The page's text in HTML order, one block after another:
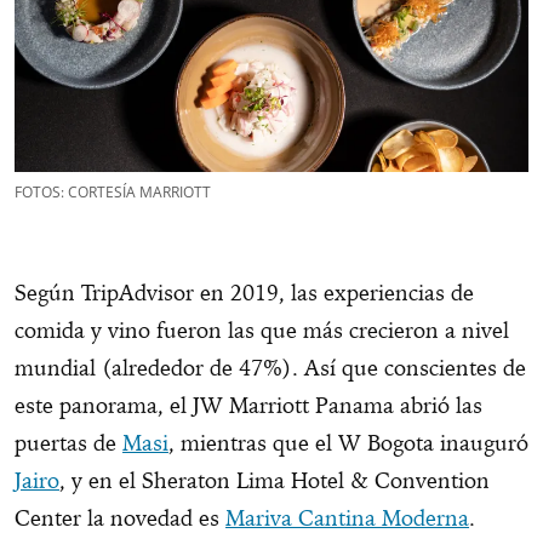
FOTOS: CORTESÍA MARRIOTT
Según TripAdvisor en 2019, las experiencias de
comida y vino fueron las que más crecieron a nivel
mundial (alrededor de 47%). Así que conscientes de
este panorama, el JW Marriott Panama abrió las
puertas de Masi, mientras que el W Bogota inauguró
Jairo, y en el Sheraton Lima Hotel & Convention
Center la novedad es Mariva Cantina Moderna.